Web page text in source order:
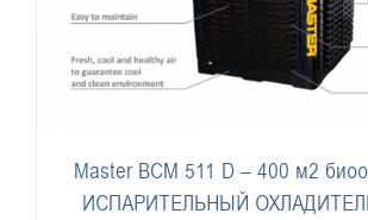
Master BCM 511 D – 400 м2
ИСПАРИТЕЛЬНЫЙ